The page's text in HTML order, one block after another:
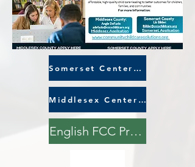
Somerset Centers Apply Here
Middlesex Centers Apply Here
English FCC Providers Apply Here: